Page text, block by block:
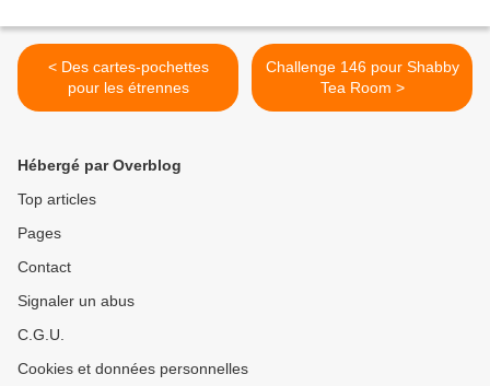
< Des cartes-pochettes
pour les étrennes
Challenge 146 pour Shabby
Tea Room >
Hébergé par Overblog
Top articles
Pages
Contact
Signaler un abus
C.G.U.
Cookies et données personnelles